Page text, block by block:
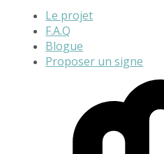
Le projet
F.A.Q
Blogue
Proposer un signe